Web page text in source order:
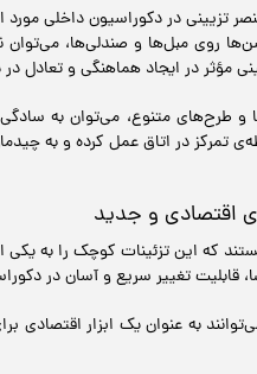
تزیینی در دکوراسیون داخلی مورد
روی مبل‌ها و صندلی‌ها، می‌توان
مؤثر در ایجاد هماهنگی و تعادل
و طرح‌های متنوع، می‌توان به
تمرکز در اتاق عمل کرده و به
اقتصادی و جدید
که این تزئینات کوچک را به
قابلیت تغییر سریع و آسان در
به عنوان یک ابزار اقتصادی